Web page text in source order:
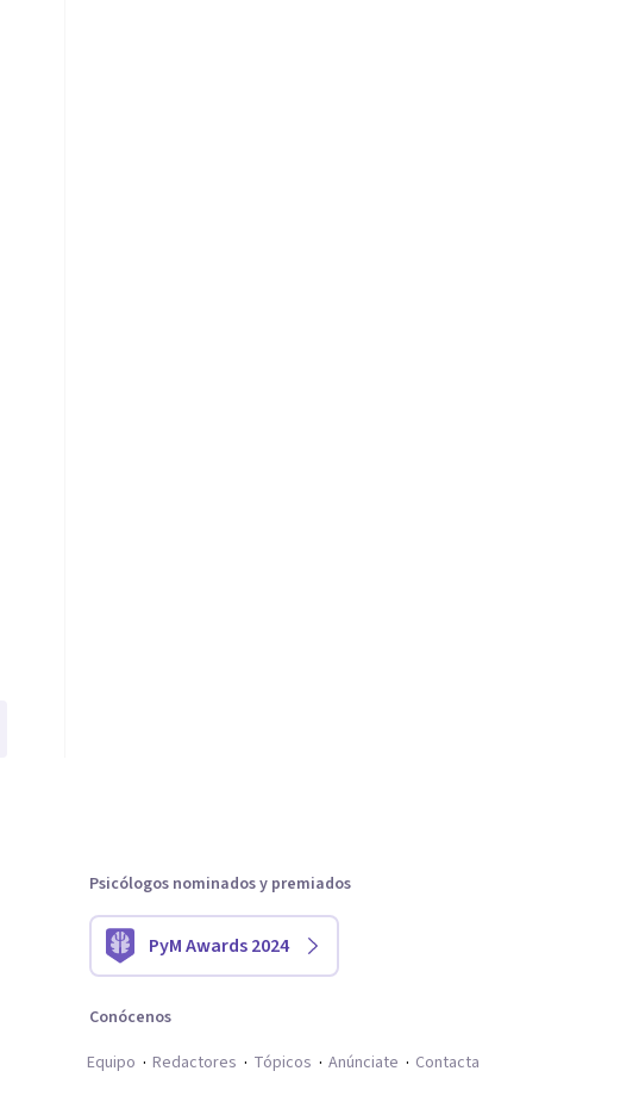
Psicólogos nominados y premiados
PyM Awards 2024
Conócenos
Equipo
Redactores Tópicos Anúnciate Contacta